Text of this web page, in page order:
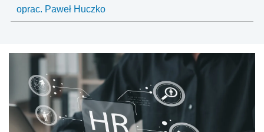
oprac. Paweł Huczko